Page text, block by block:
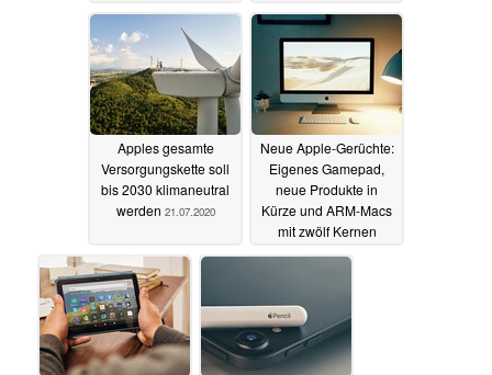
Apples gesamte
Versorgungskette soll
bis 2030 klimaneutral
werden 21.07.2020
Neue Apple-Gerüchte:
Eigenes Gamepad,
neue Produkte in
Kürze und ARM-Macs
mit zwölf Kernen
21.07.2020